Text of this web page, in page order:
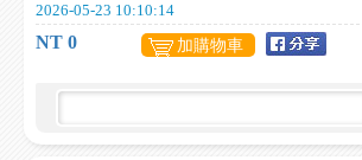
2026-05-23 10:10:14
NT 0 加購物車